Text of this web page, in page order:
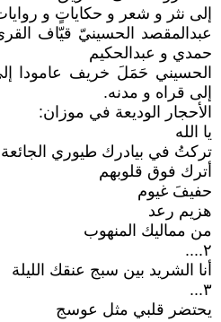
إلى نثر و شعر و حكاياتٍ و
عبدالمقصد الحسينيّ قيّاف
حمدي و عبدالحكيم
الحسيني حَمَلَ خريف عامودا
إلى قراه و مدنه.
الأحجار الوديعة في موزان:
يا الله
تركتُ في بيادرك طيوري الجائعة
أترك فوق قلوبهم
حفيفَ غيوم
هزيم رعد
من مماليك المنهوب
٢....
أنا الشريد بين سبج عنقك الليلة
٣...
يحتضر قلبي مثل عوسج